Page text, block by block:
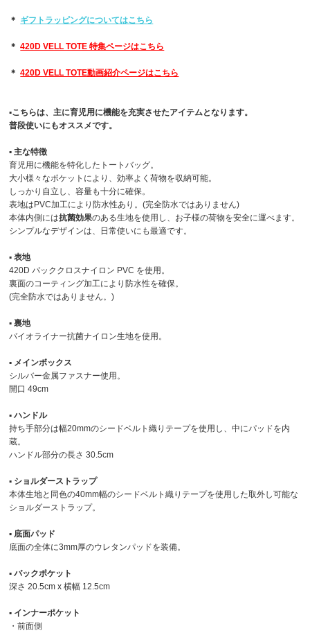
＊ ギフトラッピングについてはこちら
＊ 420D VELL TOTE 特集ページはこちら
＊ 420D VELL TOTE動画紹介ページはこちら
▪︎こちらは、主に育児用に機能を充実させたアイテムとなります。
普段使いにもオススメです。
▪︎ 主な特徴
育児用に機能を特化したトートバッグ。
大小様々なポケットにより、効率よく荷物を収納可能。
しっかり自立し、容量も十分に確保。
表地はPVC加工により防水性あり。(完全防水ではありません)
本体内側には抗菌効果のある生地を使用し、お子様の荷物を安全に運べます。
シンプルなデザインは、日常使いにも最適です。
▪︎ 表地
420D パッククロスナイロン PVC を使用。
裏面のコーティング加工により防水性を確保。
(完全防水ではありません。)
▪︎ 裏地
バイオライナー抗菌ナイロン生地を使用。
▪︎ メインボックス
シルバー金属ファスナー使用。
開口 49cm
▪︎ ハンドル
持ち手部分は幅20mmのシードベルト織りテープを使用し、中にパッドを内
蔵。
ハンドル部分の長さ 30.5cm
▪︎ ショルダーストラップ
本体生地と同色の40mm幅のシードベルト織りテープを使用した取外し可能な
ショルダーストラップ。
▪︎ 底面パッド
底面の全体に3mm厚のウレタンパッドを装備。
▪︎ バックポケット
深さ 20.5cm x 横幅 12.5cm
▪︎ インナーポケット
・前面側